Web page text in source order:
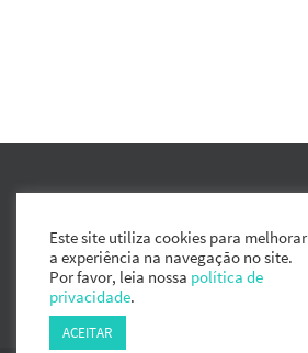
Este site utiliza cookies para melhorar
a experiência na navegação no site.
Por favor, leia nossa política de
privacidade.
ACEITAR